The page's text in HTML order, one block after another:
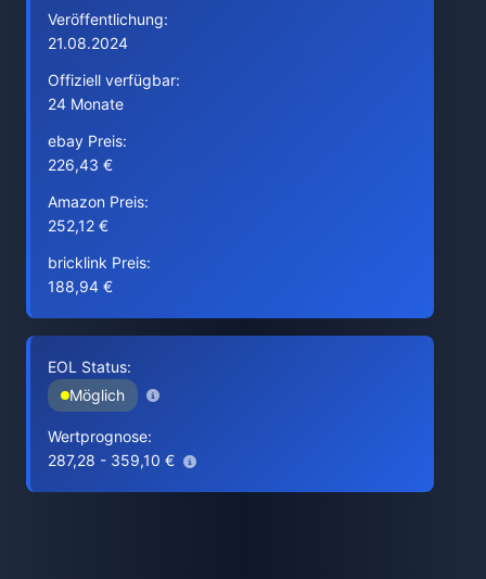
Veröffentlichung:
21.08.2024
Offiziell verfügbar:
24 Monate
ebay Preis:
226,43 €
Amazon Preis:
252,12 €
bricklink Preis:
188,94 €
EOL Status:
Möglich
Wertprognose:
287,28 - 359,10 €